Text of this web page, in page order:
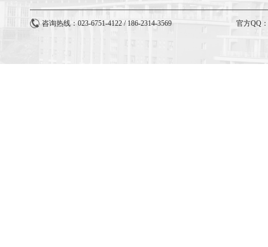
咨询热线：023-6751-4122 / 186-2314-3569 官方QQ